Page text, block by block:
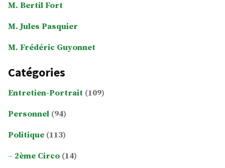
M. Bertil Fort
M. Jules Pasquier
M. Frédéric Guyonnet
Catégories
Entretien-Portrait (109)
Personnel (94)
Politique (113)
2ème Circo (14)